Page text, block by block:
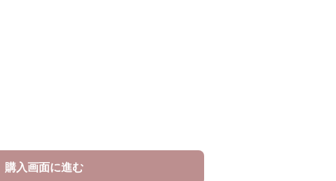
購入画面に進む